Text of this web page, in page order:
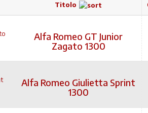
Titolo
Alfa Romeo GT Junior
Zagato 1300
Alfa Romeo Giulietta Sprint
1300